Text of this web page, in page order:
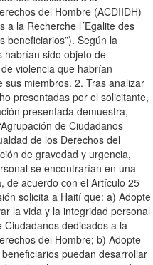
del Hombre (ACDIIDH)
a la Recherche l´Egalite des
beneficiarios”). Según la
habrían sido objeto de
violencia que habrían
miembros. 2. Tras analizar
presentadas por el solicitante,
presentada demuestra,
de Ciudadanos
de los Derechos del
de gravedad y urgencia,
se encontrarían en una
de acuerdo con el Artículo 25
solicita a Haití que: a) Adopte
la vida y la integridad personal
dedicados a la
del Hombre; b) Adopte
puedan desarrollar